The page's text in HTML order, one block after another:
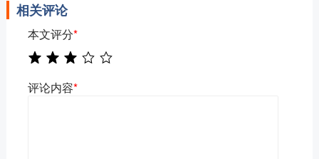
相关评论
本文评分*
评论内容*